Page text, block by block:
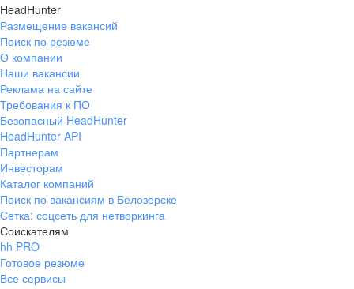
Пермь
Петрозаводск
Псков
Ростов-на-Дону
Рязань
Самара
Саратов
Якутск
Южно-Сахалинск
Владикавказ
Смоленск
Ставрополь
HeadHunter
Размещение вакансий
Поиск по резюме
О компании
Наши вакансии
Реклама на сайте
Требования к ПО
Безопасный HeadHunter
HeadHunter API
Партнерам
Инвесторам
Каталог компаний
Поиск по вакансиям в Белозерске
Сетка: соцсеть для нетворкинга
Соискателям
hh PRO
Готовое резюме
Все сервисы